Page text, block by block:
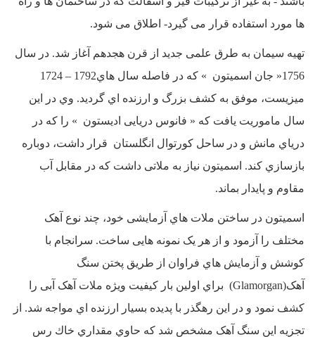
ها مورد استفاده قرار می گیرد- اطلاق می شود.
تهیه سیمان به طرق علمی جدید از قرن هجدهم آغاز شد. در سال
1756« جان اسمیتون » که در فاصله سال هاي1792 – 1724
میزیست، موفق به کشف بزرگ و ارزنده اي گردید. وي در این
سال ماموریت یافت که « فانوس دریایی ادیستون » را که در
دریاي مانش و در ساحل کورتوال انگلستان قرار داشت، دوباره
بازسازي کند. اسمیتون نیاز به ملاتی داشت که در مقابل آب
مقاوم و پایدار بماند.
اسمیتون در ساختن ملات هاي آزمایشی خود، چند نوع آهک
مختلف را آزمود و از هر یک نمونه هایی ساخت. سرانجام با
کوشش و آزمایش هاي فراوان از طریق پختن سنگ
آهک(Glamorgan) براي اولین بار کیفیت ویژه ملات آهک آبی را
کشف نمود و در این رهگذر با پدیده بسیار ارزنده اي مواجه شد. از
تجزیه این سنگ آهک مشخص شد که حاوي مقداري خاك رس